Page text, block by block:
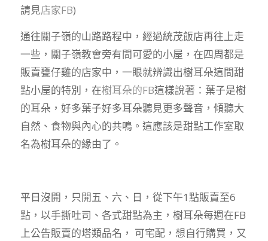
請見店家FB)
通往關子嶺的山路路程中，經過統茂飯店再往上走
一些，關子嶺教會旁有間可愛的小屋，在四周都是
販賣甕仔雞的店家中，一眼就辨識出樹耳朵這間甜
點小屋的特別，在樹耳朵的FB這樣說著：葉子是樹
的耳朵，好多葉子好多耳朵聽見更多聲音，傾聽大
自然、食物與內心的共鳴。這應該是甜點工作室取
名為樹耳朵的緣由了。
平日沒開，只開五、六、日，從下午1點販賣至6
點，以手撕吐司、各式甜點為主，樹耳朵每週在FB
上公告販賣的塔類品名， 可宅配，想自行購買，又